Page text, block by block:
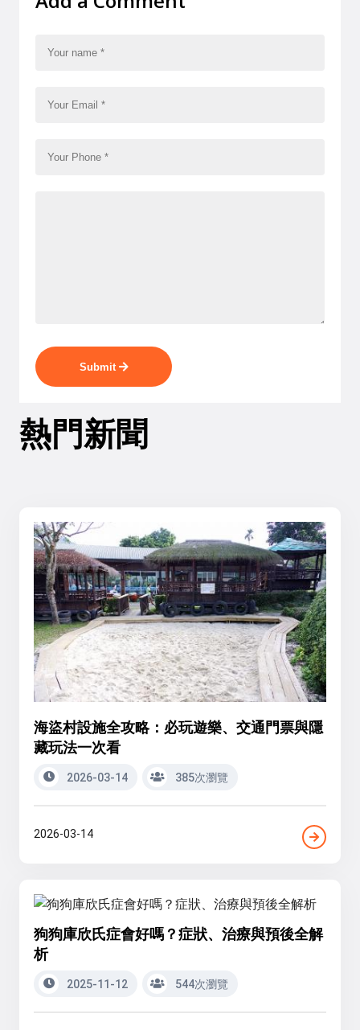
Submit
熱門新聞
海盜村設施全攻略：必玩遊樂、交通門票與隱
藏玩法一次看
2026-03-14 385次瀏覽
2026-03-14
狗狗庫欣氏症會好嗎？症狀、治療與預後全解
析
2025-11-12 544次瀏覽